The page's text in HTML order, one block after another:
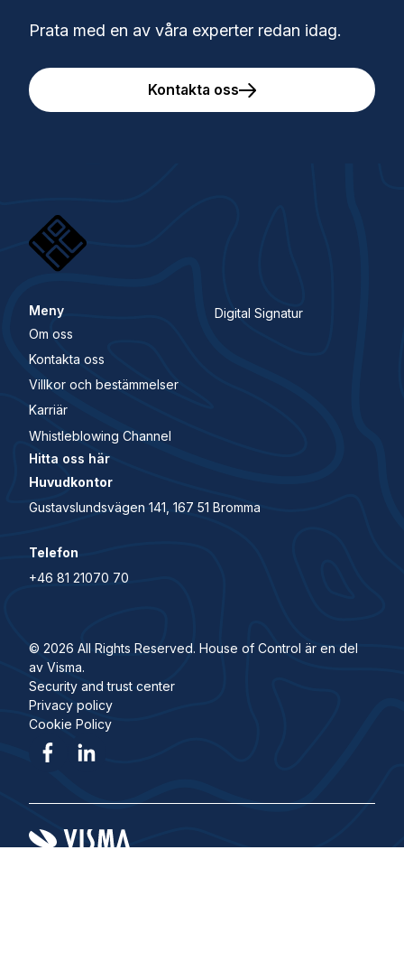
Prata med en av våra experter redan idag.
Kontakta oss
Meny
Om oss
Kontakta oss
Villkor och bestämmelser
Karriär
Whistleblowing Channel
Digital Signatur
Hitta oss här
Huvudkontor
Gustavslundsvägen 141, 167 51 Bromma
Telefon
+46 81 21070 70
© 2026 All Rights Reserved. House of Control är en del
av Visma.
Security and trust center
Privacy policy
Cookie Policy